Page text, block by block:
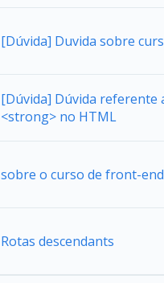
[Dúvida] Duvida sobre
[Dúvida] Dúvida referente
<strong> no HTML
sobre o curso de front-end
Rotas descendants